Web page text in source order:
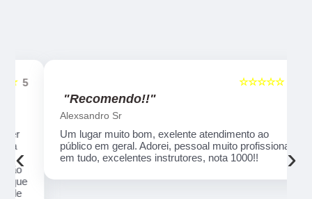
5
☆☆☆☆☆
"Recomendo!!"
Alexsandro Sr
Um lugar muito bom, exelente atendimento ao
público em geral. Adorei, pessoal muito profissional
em tudo, excelentes instrutores, nota 1000!!
‹ ›